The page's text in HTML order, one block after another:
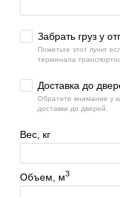
Забрать груз у
Пометьте этот пункт
терминала
Доставка до
Обратите внимание у
доставки до дверей.
Вес, кг
Объем, м3